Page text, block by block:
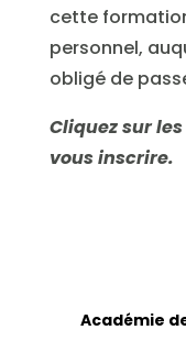
cette
personnel,
obligé de
Cliquez sur
vous inscrire.
Académie